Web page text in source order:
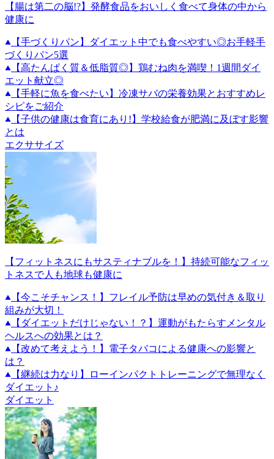
【腸は第二の脳!?】発酵食品をおいしく食べて身体の中から
健康に
【手づくりパン】ダイエット中でも食べやすい◎お手軽手
づくりパン5選
【高たんぱく質＆低脂質◎】鶏むね肉を満喫！1週間ダイ
エット献立◎
【手軽に魚を食べたい】冷凍サバの栄養効果とおすすめレ
シピをご紹介
【子供の健康は食育にあり!】学校給食が肥満に及ぼす影響
とは
エクササイズ
【フィットネスにもサスティナブルを！】持続可能なフィッ
トネスで人も地球も健康に
【今こそチャンス！】フレイル予防は早めの気付き＆取り
組みが大切！
【ダイエットだけじゃない！？】運動がもたらすメンタル
ヘルスへの効果とは？
【改めて考えよう！】電子タバコによる健康への影響と
は？
【継続は力なり】ローインパクトトレーニングで無理なく
ダイエット♪
ダイエット